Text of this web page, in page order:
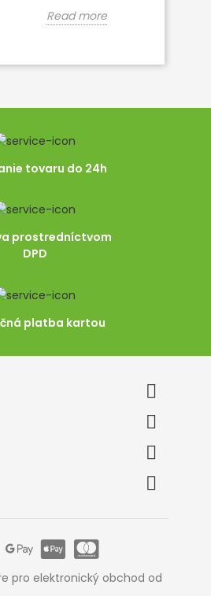
Read more
tovaru do 24h
prostredníctvom
DPD
platba kartou




pro elektronický obchod od